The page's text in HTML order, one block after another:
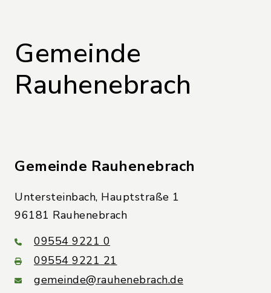
Gemeinde
Rauhenebrach
Gemeinde Rauhenebrach
Untersteinbach, Hauptstraße 1
96181 Rauhenebrach
09554 9221 0
09554 9221 21
gemeinde@rauhenebrach.de